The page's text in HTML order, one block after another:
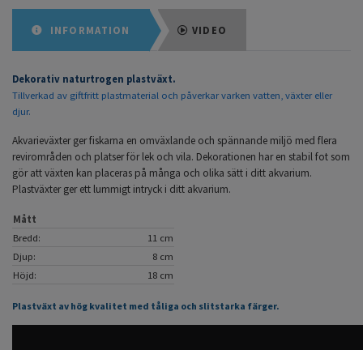
INFORMATION VIDEO
Dekorativ naturtrogen plastväxt.
Tillverkad av giftfritt plastmaterial och påverkar varken vatten, växter eller
djur.
Akvarieväxter ger fiskarna en omväxlande och spännande miljö med flera
revirområden och platser för lek och vila. Dekorationen har en stabil fot som
gör att växten kan placeras på många och olika sätt i ditt akvarium.
Plastväxter ger ett lummigt intryck i ditt akvarium.
Mått
Bredd:
11 cm
Djup:
8 cm
Höjd:
18 cm
Plastväxt av hög kvalitet med tåliga och slitstarka färger.